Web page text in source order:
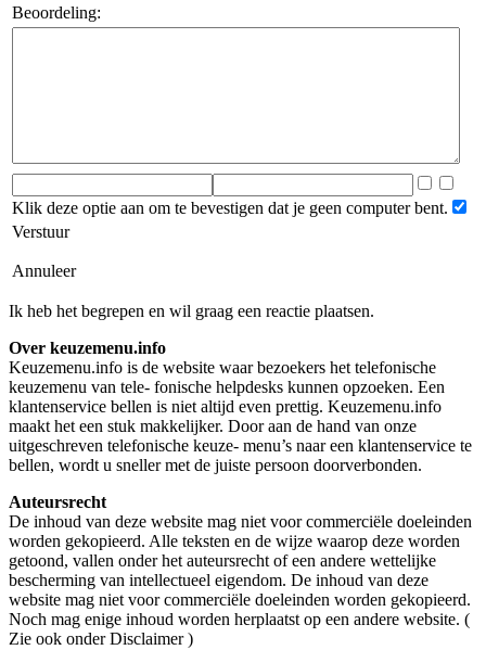
Beoordeling:
Klik deze optie aan om te bevestigen dat je geen computer bent.
Verstuur
Annuleer
Ik heb het begrepen en wil graag een reactie plaatsen.
Over keuzemenu.info
Keuzemenu.info is de website waar bezoekers het telefonische
keuzemenu van tele- fonische helpdesks kunnen opzoeken. Een
klantenservice bellen is niet altijd even prettig. Keuzemenu.info
maakt het een stuk makkelijker. Door aan de hand van onze
uitgeschreven telefonische keuze- menu’s naar een klantenservice te
bellen, wordt u sneller met de juiste persoon doorverbonden.
Auteursrecht
De inhoud van deze website mag niet voor commerciële doeleinden
worden gekopieerd. Alle teksten en de wijze waarop deze worden
getoond, vallen onder het auteursrecht of een andere wettelijke
bescherming van intellectueel eigendom. De inhoud van deze
website mag niet voor commerciële doeleinden worden gekopieerd.
Noch mag enige inhoud worden herplaatst op een andere website. (
Zie ook onder Disclaimer )